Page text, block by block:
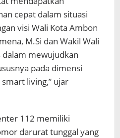
cepat dalam situasi
visi Wali Kota Ambon
M.Si dan Wakil Wali
dalam mewujudkan
pada dimensi
living,” ujar
112 memiliki
darurat tunggal yang